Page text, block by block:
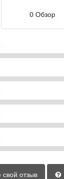
0 Обзор
свой отзыв